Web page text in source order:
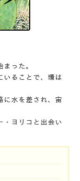
った。
いることで、環は
に水を差され、宙
・ヨリコと出会い